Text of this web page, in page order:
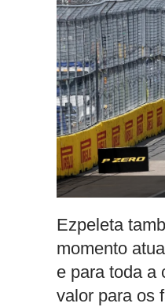
Ezpeleta
momento
e para toda a
valor para os